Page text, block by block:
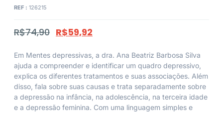
REF : 126215
R$74,90 R$59,92
Em Mentes depressivas, a dra. Ana Beatriz Barbosa Silva
ajuda a compreender e identificar um quadro depressivo,
explica os diferentes tratamentos e suas associações. Além
disso, fala sobre suas causas e trata separadamente sobre
a depressão na infância, na adolescência, na terceira idade
e a depressão feminina. Com uma linguagem simples e